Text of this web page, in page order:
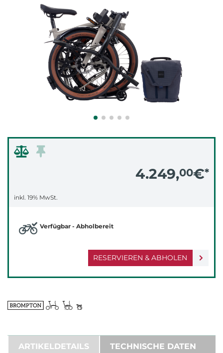
4.249,00€*
inkl. 19% MwSt.
RESERVIEREN & ABHOLEN
Verfügbar - Abholbereit
ARTIKELDETAILS TECHNISCHE DATEN